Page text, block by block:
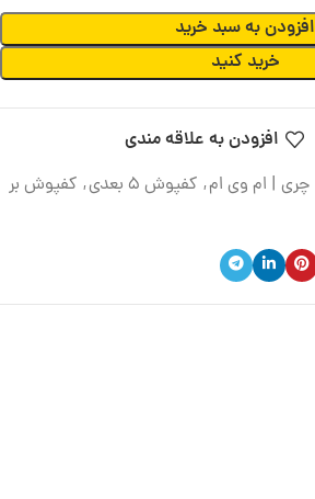
افزودن به سبد خرید
خرید کنید
افزودن به علاقه مندی
چری | ام وی ام, کفپوش 5 بعدی , کفپوش بر